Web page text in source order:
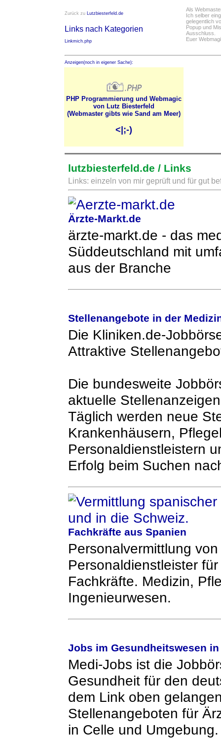
Zurück zu Lutzbiesterfeld.de
Links nach Kategorien
Linkmich.php
Als
Ich selber
gelegentlich
Popup und
Ausschluss.
Euer
Anzeigen(noch in eigener Sache):
PHP Programmierung und Webmagic
von Lutz Biesterfeld
(Webmaster gibts wie Sand am Meer)
<|;-)
lutzbiesterfeld.de / Links
Links: einzeln von mir geprüft und für gut
Ärzte-Markt.de
ärzte-markt.de - das
Süddeutschland mit
aus der Branche
Stellenangebote in der
Die Kliniken.de-
Attraktive
Die bundesweite
aktuelle
Täglich werden neue
Krankenhäusern,
Personaldienstleistern
Erfolg beim Suchen
Fachkräfte aus Spanien
Personalvermittlung
Personaldienstleister
Fachkräfte. Medizin,
Ingenieurwesen.
Jobs im Gesundheitswesen in
Medi-Jobs ist die
Gesundheit für den
dem Link oben
Stellenangeboten für
in Celle und Umgebung.